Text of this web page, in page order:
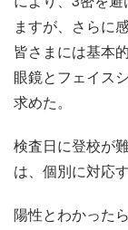
ますが、さらに
皆さまには基本
眼鏡とフェイス
求めた。
検査日に登校が
は、個別に対応
陽性とわかった